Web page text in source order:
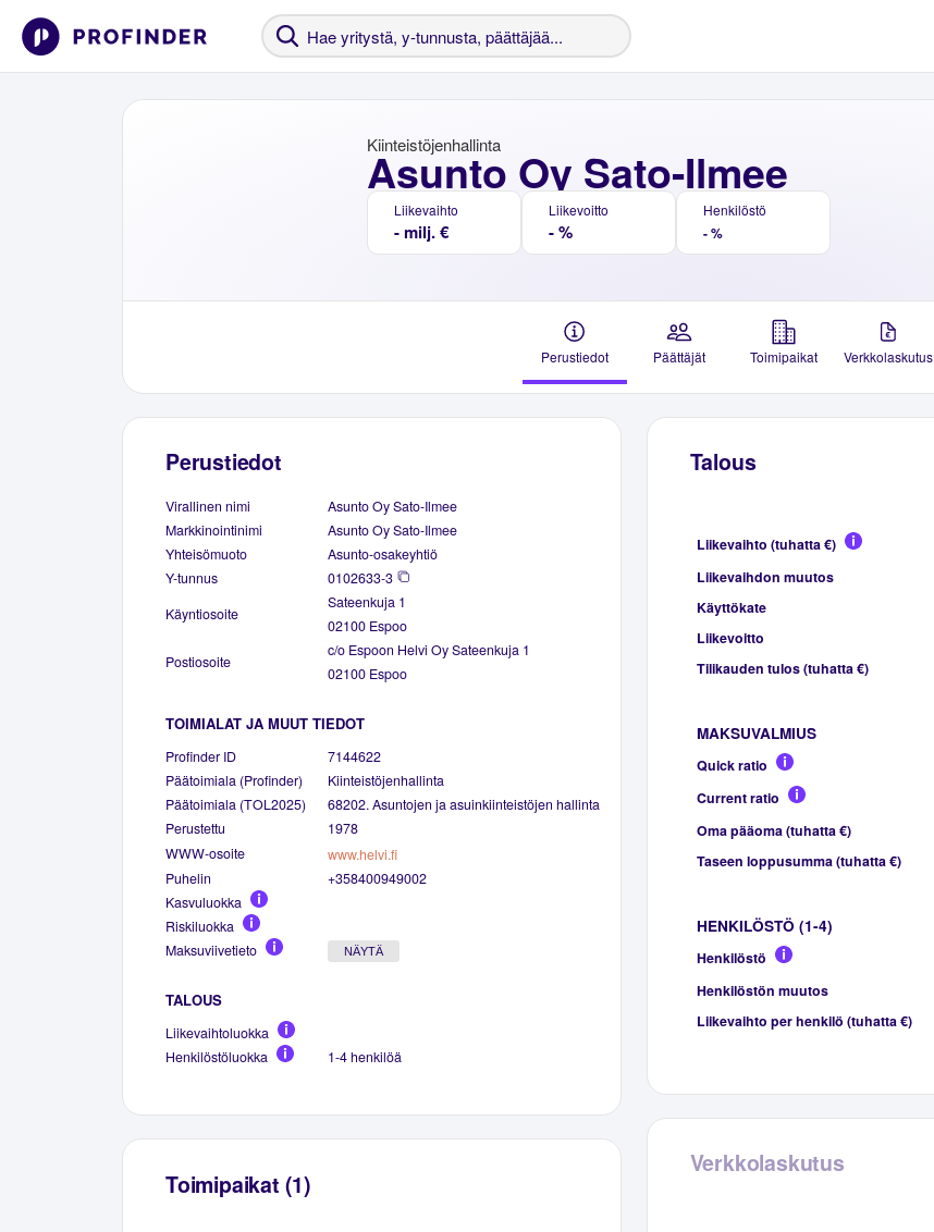
Asunto Oy Sato-Ilmee
Kiinteistöjenhallinta
Liikevaihto
- milj. €
Liikevoitto
- %
Henkilöstö
- %
Perustiedot Päättäjät Toimipaikat Verkkolaskutus
Perustiedot
Virallinen nimi
Asunto Oy Sato-Ilmee
Markkinointinimi
Asunto Oy Sato-Ilmee
Yhteisömuoto
Asunto-osakeyhtiö
Y-tunnus
0102633-3
Käyntiosoite
Sateenkuja 1
02100 Espoo
Postiosoite
c/o Espoon Helvi Oy Sateenkuja 1
02100 Espoo
TOIMIALAT JA MUUT TIEDOT
Profinder ID
7144622
Päätoimiala (Profinder)
Kiinteistöjenhallinta
Päätoimiala (TOL2025)
68202. Asuntojen ja asuinkiinteistöjen hallinta
Perustettu
1978
WWW-osoite
www.helvi.fi
Puhelin
+358400949002
Kasvuluokka
Riskiluokka
Maksuviivetieto
NÄYTÄ
TALOUS
Liikevaihtoluokka
Henkilöstöluokka
1-4 henkilöä
Toimipaikat (1)
Talous
Liikevaihto (tuhatta €)
Liikevaihdon muutos
Käyttökate
Liikevoitto
Tilikauden tulos (tuhatta €)
MAKSUVALMIUS
Quick ratio
Current ratio
Oma pääoma (tuhatta €)
Taseen loppusumma (tuhatta €)
HENKILÖSTÖ (1-4)
Henkilöstö
Henkilöstön muutos
Liikevaihto per henkilö (tuhatta €)
Verkkolaskutus